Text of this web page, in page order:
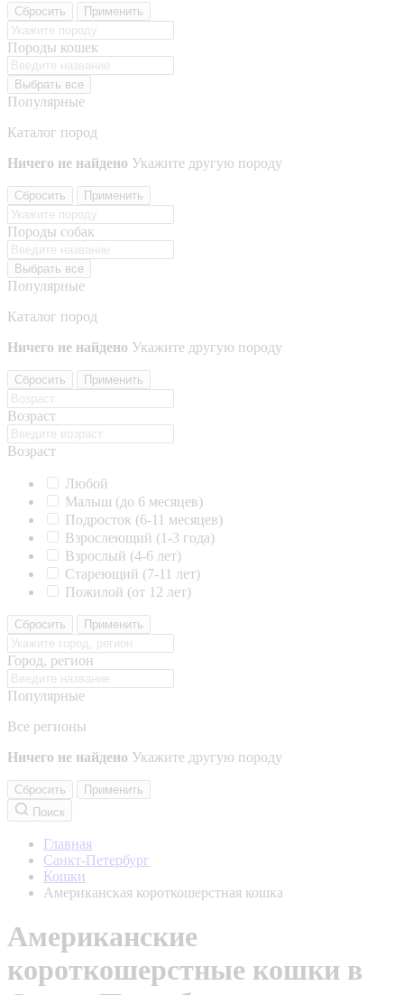
Сбросить Применить
Породы кошек
Выбрать все
Популярные
Каталог пород
Ничего не найдено Укажите другую породу
Сбросить Применить
Породы собак
Выбрать все
Популярные
Каталог пород
Ничего не найдено Укажите другую породу
Сбросить Применить
Возраст
Возраст
Любой
Малыш (до 6 месяцев)
Подросток (6-11 месяцев)
Взрослеющий (1-3 года)
Взрослый (4-6 лет)
Стареющий (7-11 лет)
Пожилой (от 12 лет)
Сбросить Применить
Город, регион
Популярные
Все регионы
Ничего не найдено Укажите другую породу
Сбросить
Применить
Поиск
Главная
Санкт-Петербург
Кошки
Американская короткошерстная кошка
Американские
короткошерстные кошки в